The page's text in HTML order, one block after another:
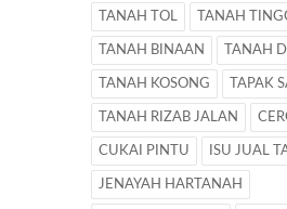
TANAH TOL TANAH
TANAH BINAAN TANAH
TANAH KOSONG TAPAK
TANAH RIZAB JALAN
CUKAI PINTU ISU JUAL
JENAYAH HARTANAH